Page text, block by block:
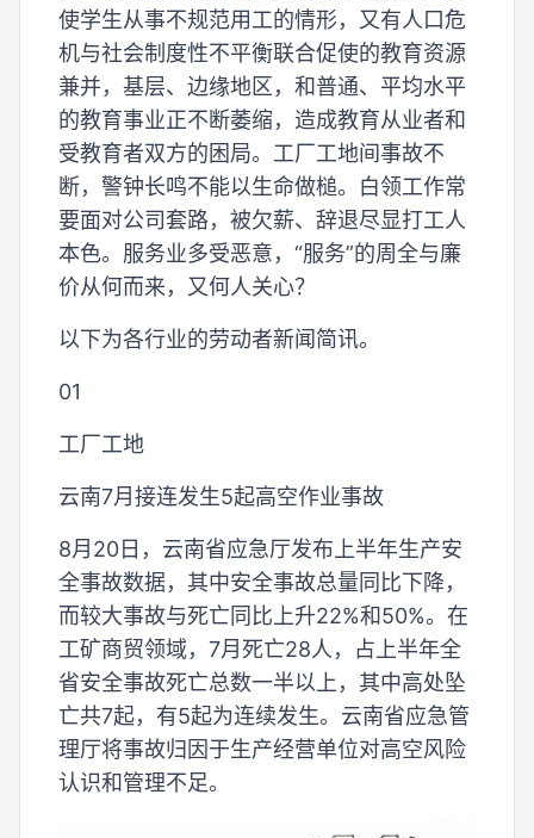
使学生从事不规范用工的情形，又有人口危
机与社会制度性不平衡联合促使的教育资源
兼并，基层、边缘地区，和普通、平均水平
的教育事业正不断萎缩，造成教育从业者和
受教育者双方的困局。工厂工地间事故不
断，警钟长鸣不能以生命做槌。白领工作常
要面对公司套路，被欠薪、辞退尽显打工人
本色。服务业多受恶意，“服务”的周全与廉
价从何而来，又何人关心？
以下为各行业的劳动者新闻简讯。
01
工厂工地
云南7月接连发生5起高空作业事故
8月20日，云南省应急厅发布上半年生产安
全事故数据，其中安全事故总量同比下降，
而较大事故与死亡同比上升22%和50%。在
工矿商贸领域，7月死亡28人，占上半年全
省安全事故死亡总数一半以上，其中高处坠
亡共7起，有5起为连续发生。云南省应急管
理厅将事故归因于生产经营单位对高空风险
认识和管理不足。